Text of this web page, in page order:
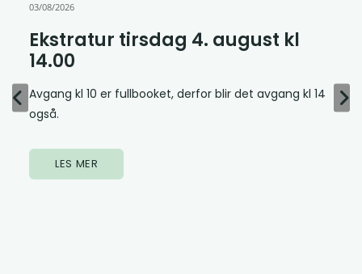
03/08/2026
Ekstratur tirsdag 4. august kl
14.00
Avgang kl 10 er fullbooket, derfor blir det avgang kl 14
også.
LES MER